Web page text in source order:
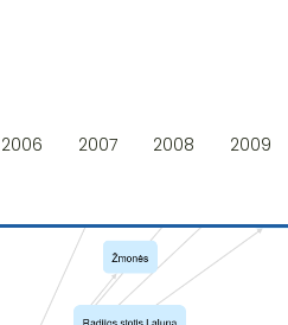
2006 2007 2008 2009